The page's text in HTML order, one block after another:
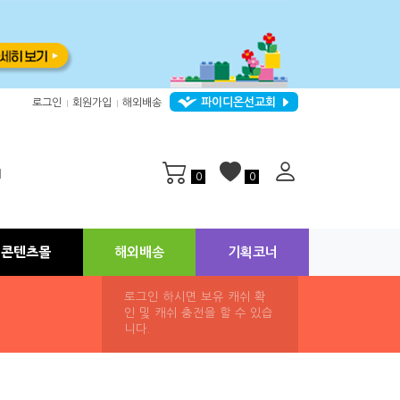
로그인 회원가입 해외배송 파이디온선교회
0 0
콘텐츠몰 해외배송 기획코너
로그인 하시면 보유 캐쉬 확
인 및 캐쉬 충전을 할 수 있습
니다.